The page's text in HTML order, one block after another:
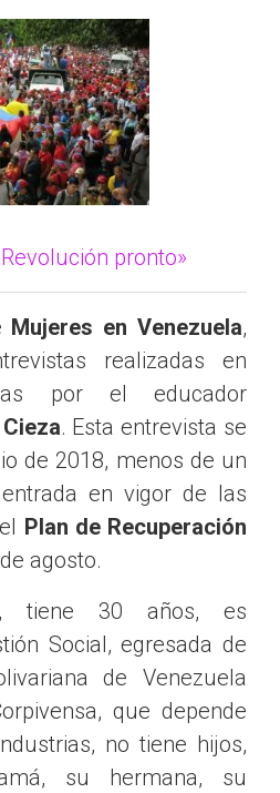
pronto»
Mujeres en Venezuela,
realizadas en
por el educador
. Esta entrevista se
de 2018, menos de un
en vigor de las
Plan de Recuperación
agosto.
tiene 30 años, es
Social, egresada de
de Venezuela
que depende
no tiene hijos,
su hermana, su